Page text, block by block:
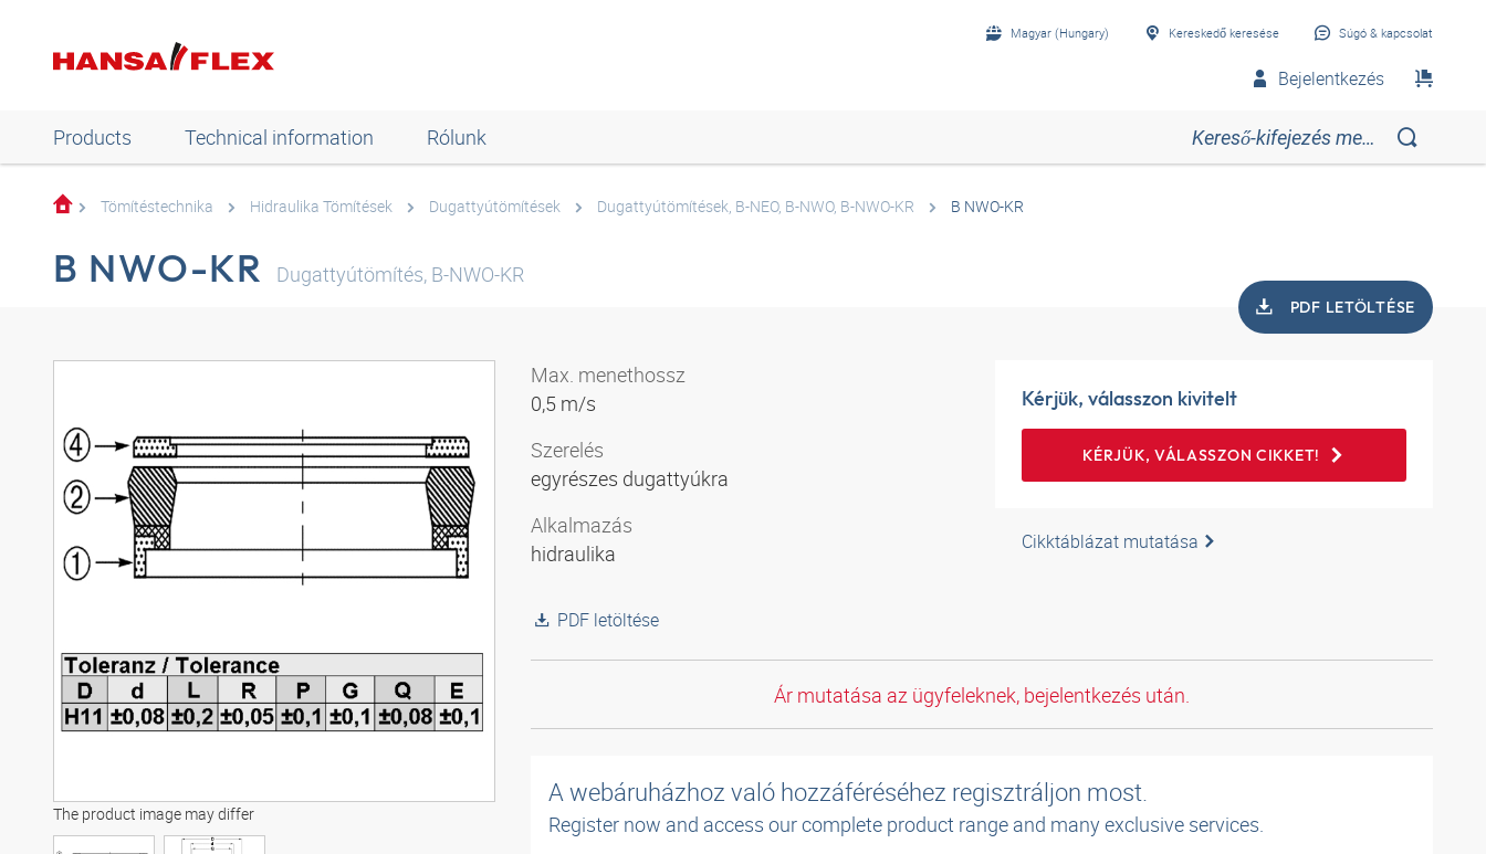
Magyar (Hungary) Kereskedő keresése Súgó & kapcsolat
Bejelentkezés
Products Technical information Rólunk
Tömítéstechnika Hidraulika Tömítések Dugattyútömítések Dugattyútömítések, B-NEO, B-NWO, B-NWO-KR B NWO-KR
B NWO-KR Dugattyútömítés, B-NWO-KR
PDF LETÖLTÉSE
The product image may differ
Max. menethossz
0,5 m/s
Szerelés
egyrészes dugattyúkra
Alkalmazás
hidraulika
PDF letöltése
Kérjük, válasszon kivitelt
KÉRJÜK, VÁLASSZON CIKKET!
Cikktáblázat mutatása
Ár mutatása az ügyfeleknek, bejelentkezés után.
A webáruházhoz való hozzáféréséhez regisztráljon most.
Register now and access our complete product range and many exclusive services.